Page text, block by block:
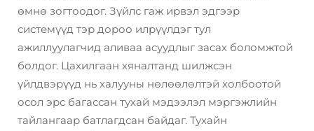
өмнө зогтоодог. Зүйлс гаж ирвэл эдгээр
системүүд тэр дороо илрүүлдэг тул
ажиллуулагчид аливаа асуудлыг засах боломжтой
болдог. Цахилгаан хяналтанд шилжсэн
үйлдвэрүүд нь халууны нөлөөлөлтэй холбоотой
осол эрс багассан тухай мэдээлэл мэргэжлийн
тайлангаар батлагдсан байдаг. Тухайн